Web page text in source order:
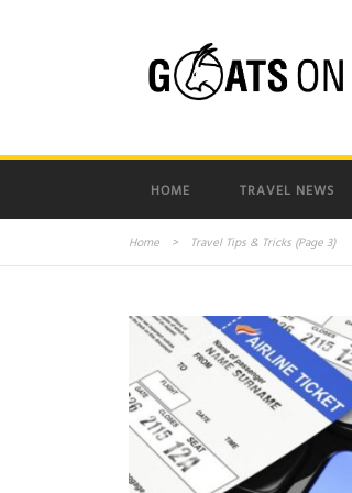
HOME TRAVEL NEWS
Home > Travel Tips & Tricks (Page 3)